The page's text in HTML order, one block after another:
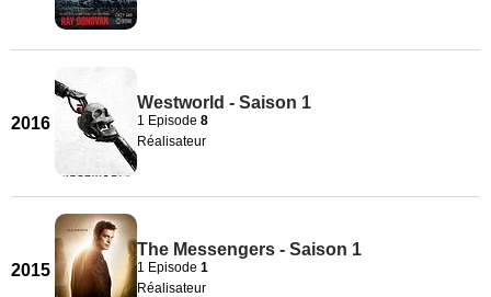
2016
Westworld - Saison 1
1 Episode 8
Réalisateur
2015
The Messengers - Saison 1
1 Episode 1
Réalisateur